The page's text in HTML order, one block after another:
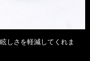
しさを軽減してくれま